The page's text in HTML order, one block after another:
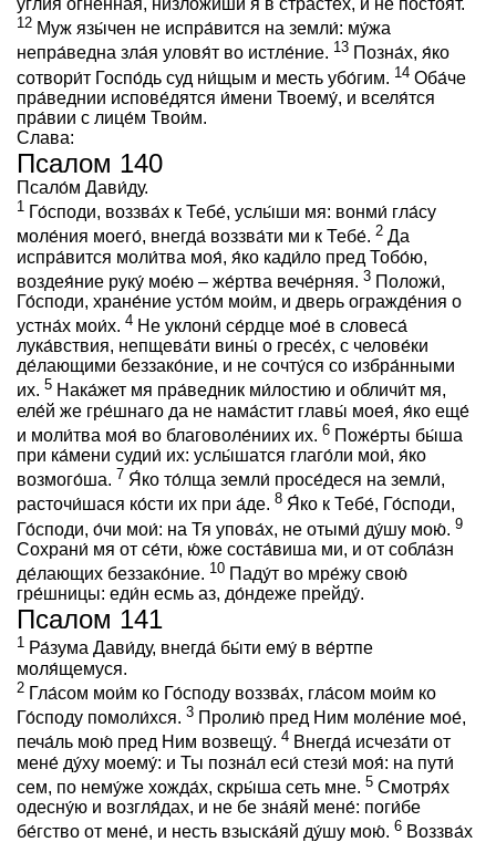
у́глия о́гненная, низложи́ши я́ в страсте́х, и не постоя́т.
12 Муж язы́чен не испра́вится на земли́: му́жа
непра́ведна зла́я уловя́т во истле́ние. 13 Позна́х, я́ко
сотвори́т Госпо́дь суд ни́щым и месть убо́гим. 14 Оба́че
пра́веднии испове́дятся и́мени Твоему́, и вселя́тся
пра́вии с лице́м Твои́м.
Слава:
Псалом 140
Псало́м Дави́ду.
1 Го́споди, воззва́х к Тебе́, услы́ши мя: вонми́ гла́су
моле́ния моего́, внегда́ воззва́ти ми к Тебе́. 2 Да
испра́вится моли́тва моя́, я́ко кади́ло пред Тобо́ю,
воздея́ние руку́ мое́ю – же́ртва вече́рняя. 3 Положи́,
Го́споди, хране́ние усто́м мои́м, и дверь огражде́ния о
устна́х мои́х. 4 Не уклони́ се́рдце мое́ в словеса́
лука́вствия, непщева́ти вины́ о гресе́х, с челове́ки
де́лающими беззако́ние, и не сочту́ся со избра́нными
их. 5 Нака́жет мя пра́ведник ми́лостию и обличи́т мя,
еле́й же гре́шнаго да не нама́стит главы́ моея́, я́ко еще́
и моли́тва моя́ во благоволе́ниих их. 6 Поже́рты бы́ша
при ка́мени судии́ их: услы́шатся глаго́ли мои́, я́ко
возмого́ша. 7 Я́ко то́лща земли́ просе́деся на земли́,
расточи́шася ко́сти их при а́де. 8 Я́ко к Тебе́, Го́споди,
Го́споди, о́чи мои́: на Тя упова́х, не отыми́ ду́шу мою́. 9
Сохрани́ мя от се́ти, ю́же соста́виша ми, и от собла́зн
де́лающих беззако́ние. 10 Паду́т во мре́жу свою́
гре́шницы: еди́н есмь аз, до́ндеже прейду́.
Псалом 141
1 Ра́зума Дави́ду, внегда́ бы́ти ему́ в ве́ртпе
моля́щемуся.
2 Гла́сом мои́м ко Го́споду воззва́х, гла́сом мои́м ко
Го́споду помоли́хся. 3 Пролию́ пред Ним моле́ние мое́,
печа́ль мою́ пред Ним возвещу́. 4 Внегда́ исчеза́ти от
мене́ ду́ху моему́: и Ты позна́л еси́ стези́ моя́: на пути́
сем, по нему́же хожда́х, скры́ша сеть мне. 5 Смотря́х
одесну́ю и возгля́дах, и не бе зна́яй мене́: поги́бе
бе́гство от мене́, и несть взыска́яй ду́шу мою́. 6 Воззва́х